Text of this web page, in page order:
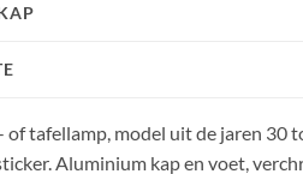
tafellamp, model uit de jaren 30
Aluminium kap en voet,